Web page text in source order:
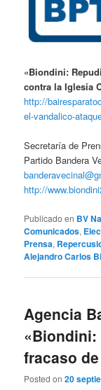
«Biondini:
contra la Iglesia
http://
el-vandalico-
Secretaría de
Partido Bandera
http://
Publicado en BV
Comunicados,
Prensa,
Alejandro Carlos
Agencia
«Biondini:
fracaso
Posted on20